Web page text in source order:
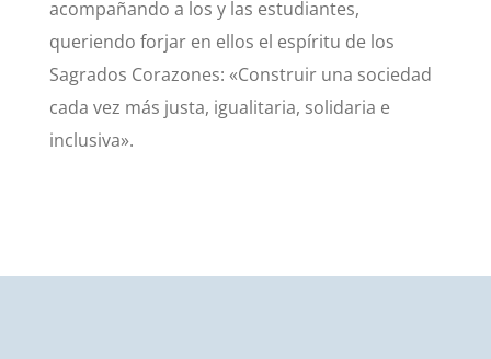
acompañando a los y las estudiantes,
queriendo forjar en ellos el espíritu de los
Sagrados Corazones: «Construir una sociedad
cada vez más justa, igualitaria, solidaria e
inclusiva».